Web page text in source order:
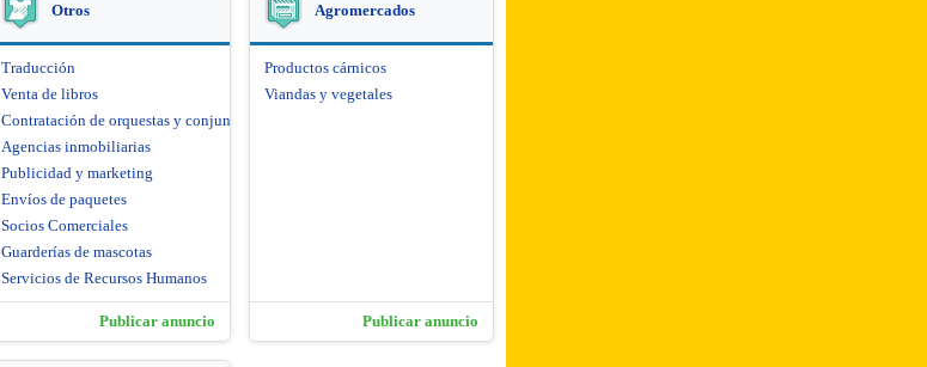
Otros
Traducción
Venta de libros
Contratación de orquestas y conjuntos artísticos
Agencias inmobiliarias
Publicidad y marketing
Envíos de paquetes
Socios Comerciales
Guarderías de mascotas
Servicios de Recursos Humanos
Publicar anuncio
Agromercados
Productos cárnicos
Viandas y vegetales
Publicar anuncio